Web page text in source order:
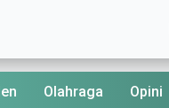
Olahraga Opini